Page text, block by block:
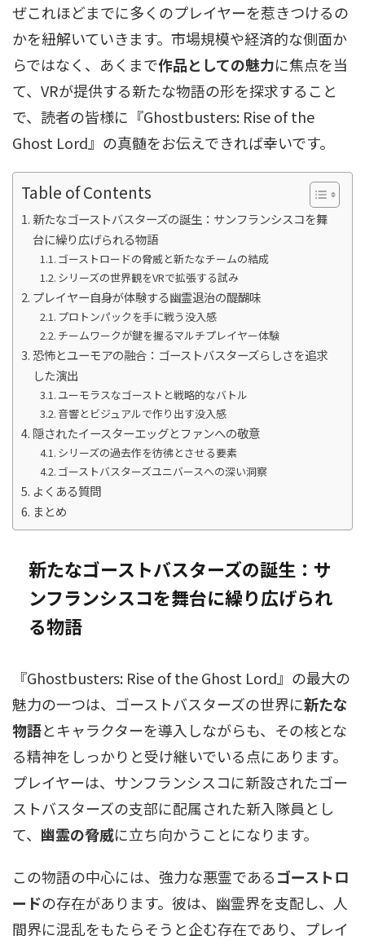
ぜこれほどまでに多くのプレイヤーを惹きつけるの
かを紐解いていきます。市場規模や経済的な側面か
らではなく、あくまで作品としての魅力に焦点を当
て、VRが提供する新たな物語の形を探求すること
で、読者の皆様に『Ghostbusters: Rise of the
Ghost Lord』の真髄をお伝えできれば幸いです。
Table of Contents
新たなゴーストバスターズの誕生：サンフランシスコを舞
台に繰り広げられる物語
ゴーストロードの脅威と新たなチームの結成
シリーズの世界観をVRで拡張する試み
プレイヤー自身が体験する幽霊退治の醍醐味
プロトンパックを手に戦う没入感
チームワークが鍵を握るマルチプレイヤー体験
恐怖とユーモアの融合：ゴーストバスターズらしさを追求
した演出
ユーモラスなゴーストと戦略的なバトル
音響とビジュアルで作り出す没入感
隠されたイースターエッグとファンへの敬意
シリーズの過去作を彷彿とさせる要素
ゴーストバスターズユニバースへの深い洞察
よくある質問
まとめ
新たなゴーストバスターズの誕生：サ
ンフランシスコを舞台に繰り広げられ
る物語
『Ghostbusters: Rise of the Ghost Lord』の最大の
魅力の一つは、ゴーストバスターズの世界に新たな
物語とキャラクターを導入しながらも、その核とな
る精神をしっかりと受け継いでいる点にあります。
プレイヤーは、サンフランシスコに新設されたゴー
ストバスターズの支部に配属された新入隊員とし
て、 幽霊の脅威に立ち向かうことになります。
この物語の中心には、強力な悪霊であるゴーストロ
ードの存在があります。彼は、幽霊界を支配し、人
間界に混乱をもたらそうと企む存在であり、プレイ